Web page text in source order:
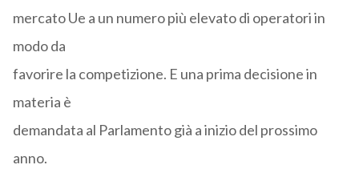
mercato Ue a un numero più elevato di operatori in
modo da
favorire la competizione. E una prima decisione in
materia è
demandata al Parlamento già a inizio del prossimo
anno.